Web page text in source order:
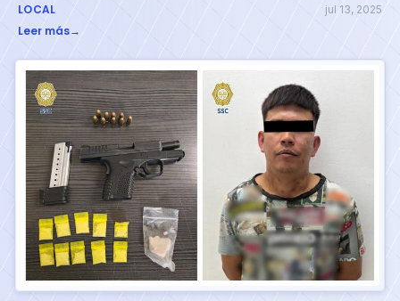
LOCAL jul 13, 2025
Leer más→